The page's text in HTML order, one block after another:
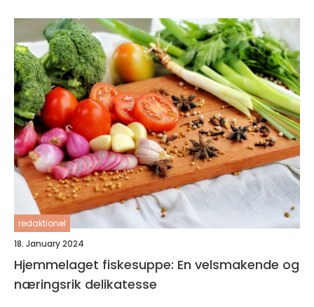
redaktionel
18. January 2024
Hjemmelaget fiskesuppe: En velsmakende og
næringsrik delikatesse